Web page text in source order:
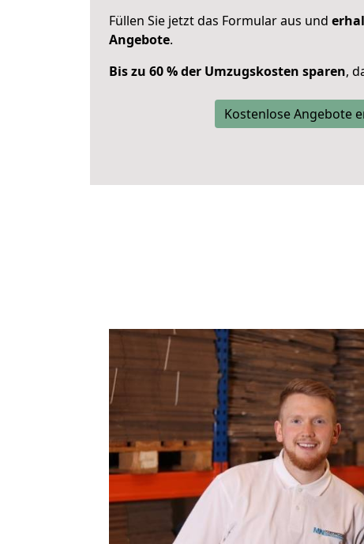
Füllen Sie jetzt das Formular aus und
Angebote.
Bis zu 60 % der Umzugskosten sparen,
Kostenlose Angebote